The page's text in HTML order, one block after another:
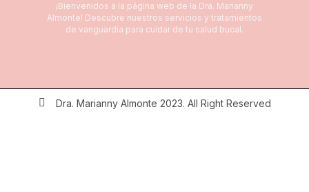
¡Bienvenidos a la página web de la Dra. Marianny
Almonte! Descubre nuestros servicios y tratamientos
de vanguardia para cuidar de tu salud bucal.
Dra. Marianny Almonte 2023. All Right Reserved